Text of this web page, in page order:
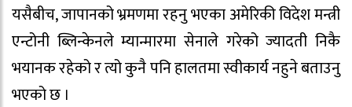
यसैबीच, जापानको भ्रमणमा रहनु भएका अमेरिकी विदेश मन्त्री
एन्टोनी ब्लिन्केनले म्यान्मारमा सेनाले गरेको ज्यादती निकै
भयानक रहेको र त्यो कुनै पनि हालतमा स्वीकार्य नहुने बताउनु
भएको छ ।